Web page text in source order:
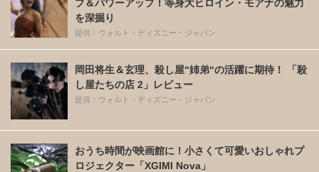
プ＆パワーアップ！等身大ヒロイン・モアナの魅力
を深掘り
提供：ウォルト・ディズニー・ジャパン
岡田将生＆玄理、殺し屋“姉弟“の活躍に期待！ 「殺
し屋たちの店 2」レビュー
提供：ウォルト・ディズニー・ジャパン
おうち時間が映画館に！小さくて可愛いおしゃれプ
ロジェクター「XGIMI Nova」